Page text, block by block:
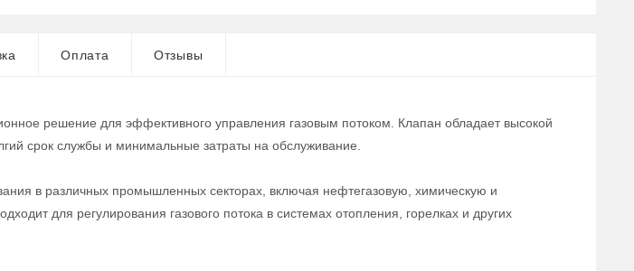
Оплата Отзывы
решение для эффективного управления газовым потоком. Клапан обладает высокой
срок службы и минимальные затраты на обслуживание.
в различных промышленных секторах, включая нефтегазовую, химическую и
для регулирования газового потока в системах отопления, горелках и других